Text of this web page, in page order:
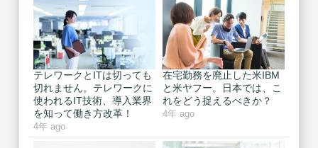
テレワークとITは切っても
切れません。テレワークに
使われるIT技術、導入業界
を知って働き方改革！
4年 ago
在宅勤務を廃止した米IBM
と米ヤフー。日本では、こ
れをどう捉えるべきか？
4年 ago